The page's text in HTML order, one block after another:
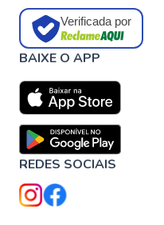
Verificada por
BAIXE O APP
REDES SOCIAIS